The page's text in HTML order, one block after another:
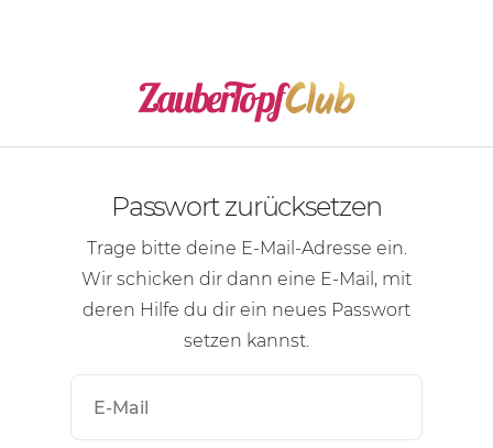
Passwort zurücksetzen
Trage bitte deine E-Mail-Adresse ein.
Wir schicken dir dann eine E-Mail , mit
deren Hilfe du dir ein neues Passwort
setzen kannst.